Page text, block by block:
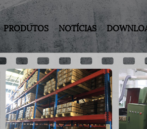
PRODUTOS NOTÍCIAS